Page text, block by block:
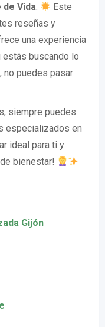
de Vida.
Este
reseñas y
una experiencia
estás buscando lo
no puedes pasar
siempre puedes
especializados en
ideal para ti y
bienestar!
Gijón